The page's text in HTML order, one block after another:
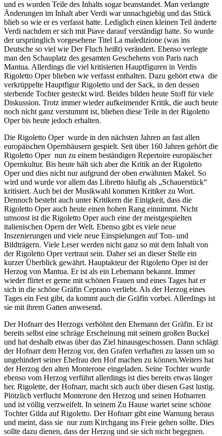
und es wurden Teile des Inhalts sogar beanstandet. Man verlangte
Änderungen im Inhalt aber Verdi war unnachgiebig und das Stück
blieb so wie er es verfasst hatte. Lediglich einen kleinen Teil änderte
Verdi nachdem er sich mit Piave darauf verständigt hatte. So wurde
der ursprünglich vorgesehene Titel La maledizione (was ins
Deutsche so viel wie Der Fluch heißt) verändert. Ebenso verlegte
man den Schauplatz des gesamten Geschehens von Paris nach
Mantua. Allerdings die viel kritisierten Hauptfiguren in Verdis
Rigoletto Oper blieben wie verfasst enthalten. Dazu gehört etwa die
verkrüppelte Hauptfigur Rigoletto und der Sack, in den dessen
sterbende Tochter gesteckt wird. Beides bilden heute Stoff für viele
Diskussion. Trotz immer wieder aufkeimender Kritik, die auch heute
noch nicht ganz verstummt ist, blieben diese Teile in der Rigoletto
Oper bis heute jedoch erhalten.
Die Rigoletto Oper wurde in den nächsten Jahren an fast allen
europäischen Opernhäusern gespielt. Seit über 160 Jahren gehört die
Rigoletto Oper nun zu einem beständigen Repertoire europäischer
Opernkultur. Bis heute hält sich aber die Kritik an der Rigoletto
Oper und dies nicht nur aufgrund der oben erwähnten Makel. So
wird und wurde vor allem das Libretto häufig als „Schauerstück“
kritisiert. Auch bei der Musikwahl kommen Kritiker zu Wort.
Dennoch besteht auch unter Kritikern die Einigkeit, dass die
Rigoletto Oper auch heute einen hohen Rang einnimmt. Nicht
umsonst ist die Rigoletto Oper auch eine der meistgespielten
italienischen Opern der Welt. Ebenso gibt es viele neue
Inszenierungen und viele neue Einspielungen auf Ton- und
Bildträgern. Viele Leser werden nicht ganz so mit dem Inhalt von
der Rigoletto Oper vertraut sein. Daher sei an dieser Stelle ein
kurzer Überblick gewährt. Hauptakteur der Rigoletto Oper ist der
Herzog von Mantua. Er ist als ein Lebemann bekannt. Immer
wieder flirtet er gerne mit schönen Frauen und eines Tages hat er
sich in die schöne Gräfin Ceprano verliebt. Als der Herzog eines
Tages ein Fest gibt, da kommt auch die Gräfin vorbei. Allerdings ist
sie mit ihrem Gatten anwesend.
Der Hofnarr des Herzogs verhöhnt den Ehemann der Gräfin. Er ist
bereits selbst eine schräge Erscheinung mit seinem großen Buckel
und hat deshalb etwas über das Ziel hinausgeschossen. Dann schlägt
der Hofnarr dem Herzog vor, den Grafen verhaften zu lassen um so
ungehindert seiner Ehefrau den Hof machen zu können.Weiters hat
der Herzog den alten Monterone eingeladen. Seine Tochter wurde
ebenso vom Herzog verführt allerdings ist dies bereits etwas länger
her. Rigolette, der Hofnarr, macht sich auch über diesen Gast lustig.
Plötzlich verflucht Monterone den Herzog und seinen Hofnarren
und ist völlig verzweifelt. In seinem Zu Hause wartet seine schöne
Tochter Gilda auf Rigoletto. Der Hofnarr gibt eine Warnung heraus
und meint, dass sie nur zum Kirchgang ins Freie gehen sollte. Dies
sollte dazu dienen, dass der Herzog und sie sich nicht begegnen.